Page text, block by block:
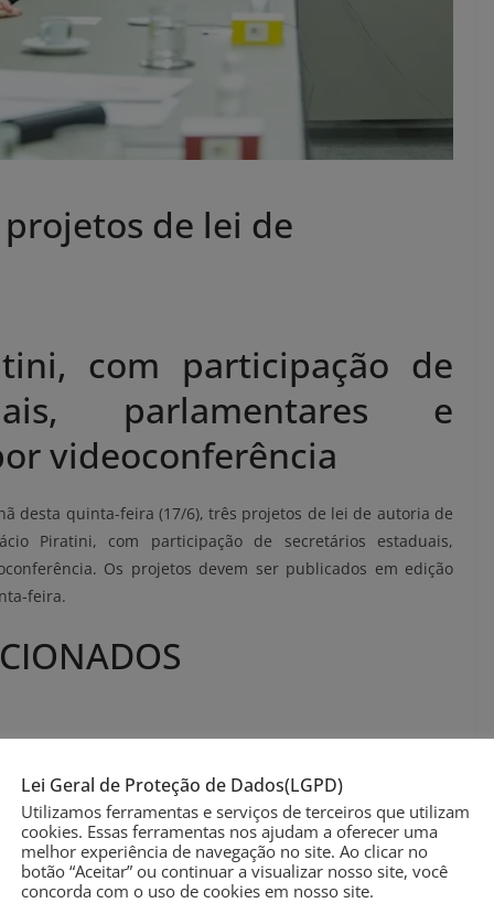
de lei de
com participação de
parlamentares e
videoconferência
desta quinta-feira (17/6), três projetos de lei de autoria de
Piratini, com participação de secretários estaduais,
Os projetos devem ser publicados em edição
feira.
no âmbito do Programa de Incentivo à Inclusão e
de 29 de novembro de 2002, e dá outras providências.
Lei Geral de Proteção de Dados(LGPD)
Utilizamos ferramentas e serviços de terceiros que utilizam
cookies. Essas ferramentas nos ajudam a oferecer uma
melhor experiência de navegação no site. Ao clicar no
botão “Aceitar” ou continuar a visualizar nosso site, você
concorda com o uso de cookies em nosso site.